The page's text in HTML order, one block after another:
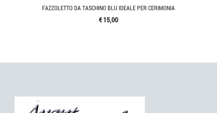
FAZZOLETTO DA TASCHINO BLU IDEALE PER CERIMONIA
€ 15,00